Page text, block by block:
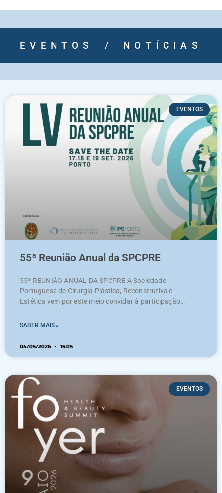
EVENTOS / NOTÍCIAS
EVENTOS
55ª Reunião Anual da SPCPRE
55ª REUNIÃO ANUAL DA SPCPRE A Sociedade
Portuguesa de Cirurgia Plástica, Reconstrutiva e
Estética vem por este meio convidar à participação
Belga, a ter lugar no Porto, nos dias 17, 18 e 19 de
Plástica e Reconstrutiva do IPO Porto para a SPCPRE.
SABER MAIS »
04/05/2026 15:05
EVENTOS